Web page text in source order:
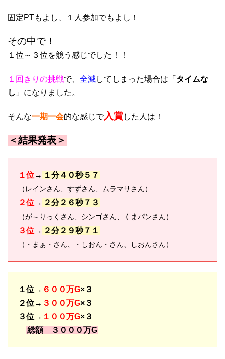
固定PTもよし、１人参加でもよし！
その中で！
１位～３位を競う感じでした！！
１回きりの挑戦で、 全滅してしまった場合は「 タイムな
し 」になりました。
そんな一期一会的な感じで入賞した人は！
＜結果発表＞
１位→ １分４０秒５７
（レインさん、すずさん、ムラマサさん）
２位→ ２分２６秒７３
（が～りっくさん、シンゴさん、くまパンさん）
３位→ ２分２９秒７１
（・まぁ・さん、・しおん・さん、しおんさん）
１位→ ６００万G×３
２位→ ３００万G×３
３位→ １００万G×３
総額 ３０００万G